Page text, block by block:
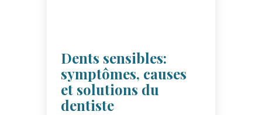
Dents sensibles:
symptômes, causes
et solutions du
dentiste